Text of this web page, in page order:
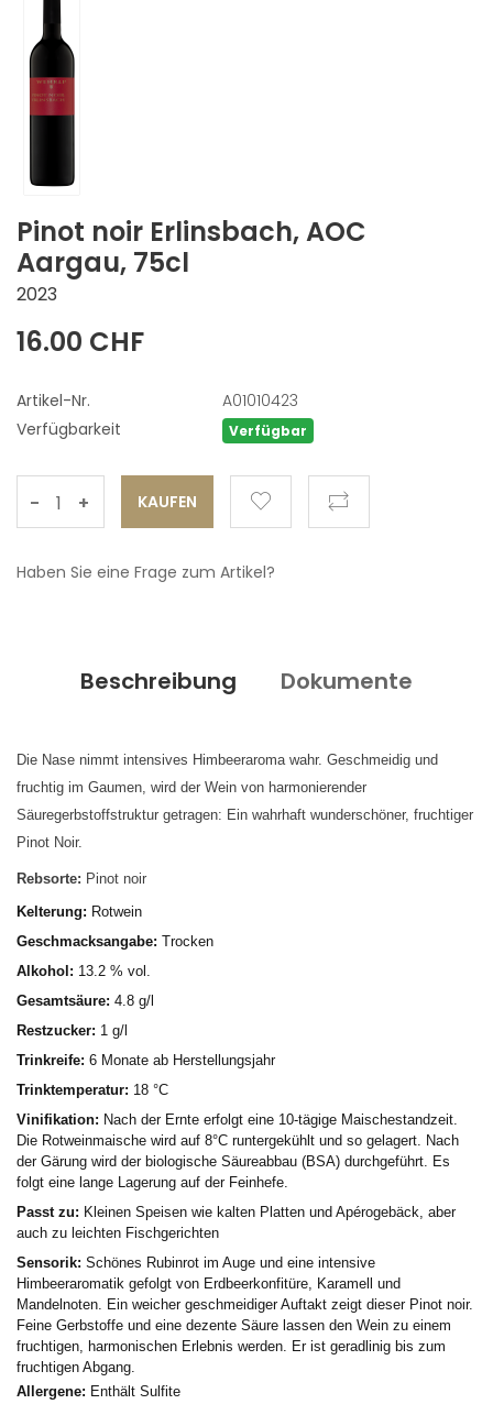
Pinot noir Erlinsbach, AOC
Aargau, 75cl
2023
16.00 CHF
Artikel-Nr.
A01010423
Verfügbarkeit
Verfügbar
- +
Haben Sie eine Frage zum Artikel?
Beschreibung Dokumente
Die Nase nimmt intensives Himbeeraroma wahr. Geschmeidig und
fruchtig im Gaumen, wird der Wein von harmonierender
Säuregerbstoffstruktur getragen: Ein wahrhaft wunderschöner, fruchtiger
Pinot Noir.
Rebsorte: Pinot noir
Kelterung: Rotwein
Geschmacksangabe: Trocken
Alkohol: 13.2 % vol.
Gesamtsäure: 4.8 g/l
Restzucker: 1 g/l
Trinkreife: 6 Monate ab Herstellungsjahr
Trinktemperatur: 18 °C
Vinifikation: Nach der Ernte erfolgt eine 10-tägige Maischestandzeit.
Die Rotweinmaische wird auf 8°C runtergekühlt und so gelagert. Nach
der Gärung wird der biologische Säureabbau (BSA) durchgeführt. Es
folgt eine lange Lagerung auf der Feinhefe.
Passt zu: Kleinen Speisen wie kalten Platten und Apérogebäck, aber
auch zu leichten Fischgerichten
Sensorik: Schönes Rubinrot im Auge und eine intensive
Himbeeraromatik gefolgt von Erdbeerkonfitüre, Karamell und
Mandelnoten. Ein weicher geschmeidiger Auftakt zeigt dieser Pinot noir.
Feine Gerbstoffe und eine dezente Säure lassen den Wein zu einem
fruchtigen, harmonischen Erlebnis werden. Er ist geradlinig bis zum
fruchtigen Abgang.
Allergene: Enthält Sulfite